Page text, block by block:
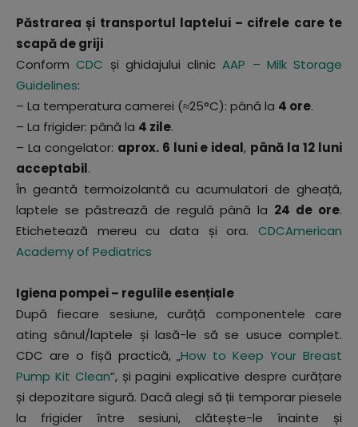
Păstrarea și transportul laptelui – cifrele care te
scapă de griji
ConformCDC și ghidajului clinicAAP – Milk Storage
Guidelines:
– La temperatura camerei (≈25°C): până la 4 ore.
– La frigider: până la 4 zile.
– La congelator: aprox. 6 luni e ideal, până la 12 luni
acceptabil.
În geantă termoizolantă cu acumulatori de gheață,
laptele se păstrează de regulă până la 24 de ore.
Etichetează mereu cu data și ora. CDCAmerican
Academy of Pediatrics
Igiena pompei – regulile esențiale
După fiecare sesiune, curăță componentele care
ating sânul/laptele și lasă-le să se usuce complet.
CDC are o fișă practică, „How to Keep Your Breast
Pump Kit Clean”, și pagini explicative despre curățare
și depozitare sigură. Dacă alegi să ții temporar piesele
la frigider între sesiuni, clătește-le înainte și